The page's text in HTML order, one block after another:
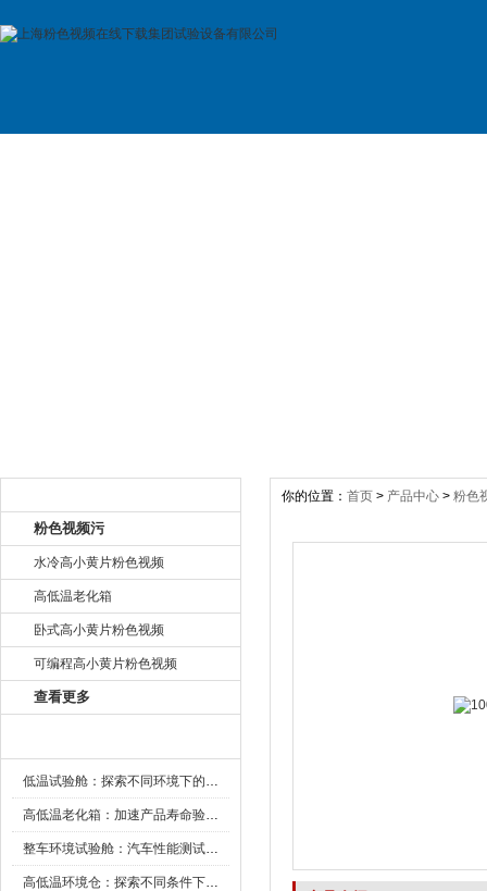
粉色视频污
水冷高小黄片粉色视频
高低温老化箱
卧式高小黄片粉色视频
可编程高小黄片粉色视频
查看更多
低温试验舱：探索不同环境下的科技边界
高低温老化箱：加速产品寿命验证的可靠伙伴
整车环境试验舱：汽车性能测试的设备
高低温环境仓：探索不同条件下的科学奥秘
你的位置： 首页 > 产品中心 > 粉色